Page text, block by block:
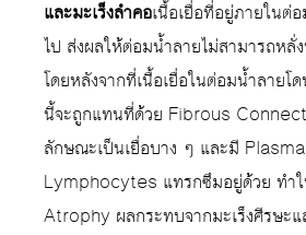
และมะเร็งลำคอเนื้อเยื่อที่อยู่ภายในต่
ไป ส่งผลให้ต่อมน้ำลายไม่สามารถหลั่
โดยหลังจากที่เนื้อเยื่อในต่อมน้ำลายโ
นี้จะถูกแทนที่ด้วย Fibrous
ลักษณะเป็นเยื่อบาง ๆ และมี
Lymphocytes แทรกซึมอยู่ด้วย ทำใ
Atrophy ผลกระทบจากมะเร็งศีรษะแ